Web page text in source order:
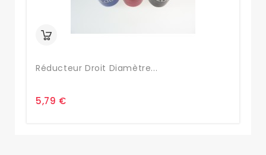
Réducteur Droit Diamètre...
5,79 €